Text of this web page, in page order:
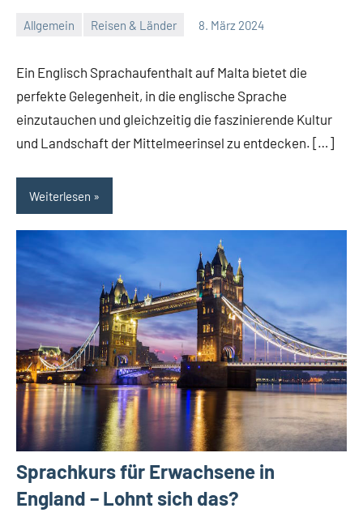
Allgemein Reisen & Länder 8. März 2024
Redaktion
Keine
Ein Englisch Sprachaufenthalt auf Malta bietet die
perfekte Gelegenheit, in die englische Sprache
einzutauchen und gleichzeitig die faszinierende Kultur
und Landschaft der Mittelmeerinsel zu entdecken. […]
Weiterlesen
Sprachkurs für Erwachsene in
England – Lohnt sich das?